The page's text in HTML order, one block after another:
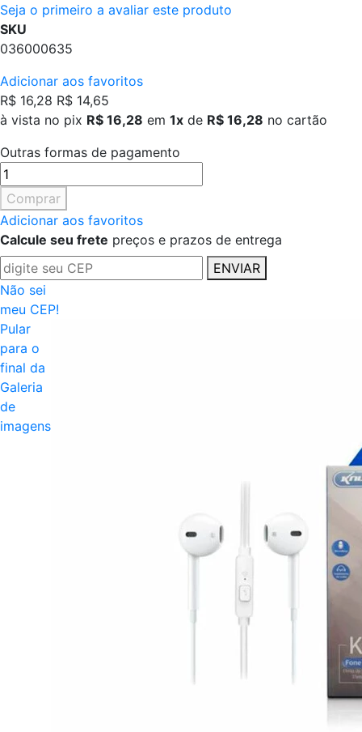
Seja o primeiro a avaliar este produto
SKU
036000635
Adicionar aos favoritos
R$ 16,28 R$ 14,65
à vista no pix R$ 16,28 em 1x de R$ 16,28 no cartão
Outras formas de pagamento
Comprar
Adicionar aos favoritos
Calcule seu frete preços e prazos de entrega
ENVIAR
Não sei
meu CEP!
Pular
para o
final da
Galeria
de
imagens